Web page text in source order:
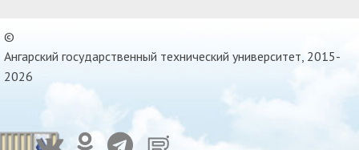
©
Ангарский государственный технический университет, 2015-
2026